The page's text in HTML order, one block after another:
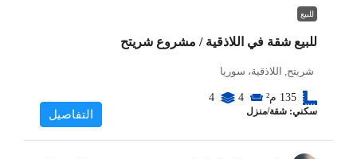
للبيع
للبيع شقة في اللاذقية / مشروع شريتح
شريتح, اللاذقية، سوريا
135 م² 4
4
سكني: شقة/منزل التفاصيل